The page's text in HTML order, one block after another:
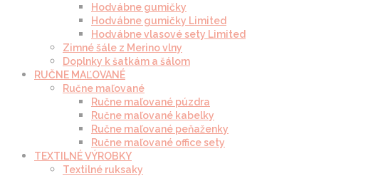
Hodvábne gumičky
Hodvábne gumičky Limited
Hodvábne vlasové sety Limited
Zimné šále z Merino vlny
Doplnky k šatkám a šálom
RUČNE MAĽOVANÉ
Ručne maľované
Ručne maľované púzdra
Ručne maľované kabelky
Ručne maľované peňaženky
Ručne maľované office sety
TEXTILNÉ VÝROBKY
Textilné ruksaky